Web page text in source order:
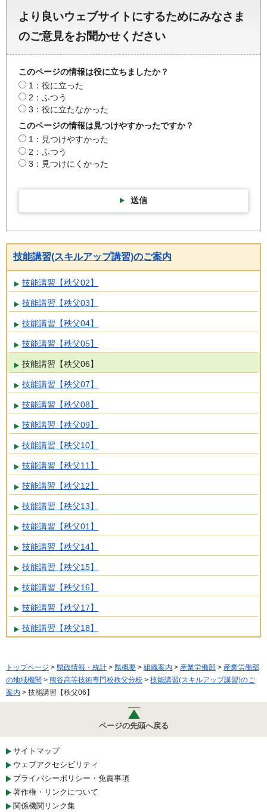
より良いウェブサイトにするためにみなさま
のご意見をお聞かせください
このページの情報は役に立ちましたか？
1：役に立った
2：ふつう
3：役に立たなかった
このページの情報は見つけやすかったですか？
1：見つけやすかった
2：ふつう
3：見つけにくかった
送信
技能講習(スキルアップ講習)のご案内
技能講習【秩父02】
技能講習【秩父03】
技能講習【秩父04】
技能講習【秩父05】
技能講習【秩父06】
技能講習【秩父07】
技能講習【秩父08】
技能講習【秩父09】
技能講習【秩父10】
技能講習【秩父11】
技能講習【秩父12】
技能講習【秩父13】
技能講習【秩父01】
技能講習【秩父14】
技能講習【秩父15】
技能講習【秩父16】
技能講習【秩父17】
技能講習【秩父18】
トップページ > 県政情報・統計 > 県概要 > 組織案内 > 産業労働部 > 産業労働部
の地域機関 > 熊谷高等技術専門校秩父分校 > 技能講習(スキルアップ講習)のご
案内 > 技能講習【秩父06】
ページの先頭へ戻る
サイトマップ
ウェブアクセシビリティ
プライバシーポリシー・免責事項
著作権・リンクについて
関係機関リンク集